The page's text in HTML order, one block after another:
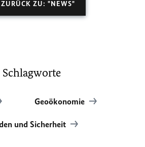
ZURÜCK ZU: "NEWS"
Schlagworte
Geoökonomie
und Sicherheit